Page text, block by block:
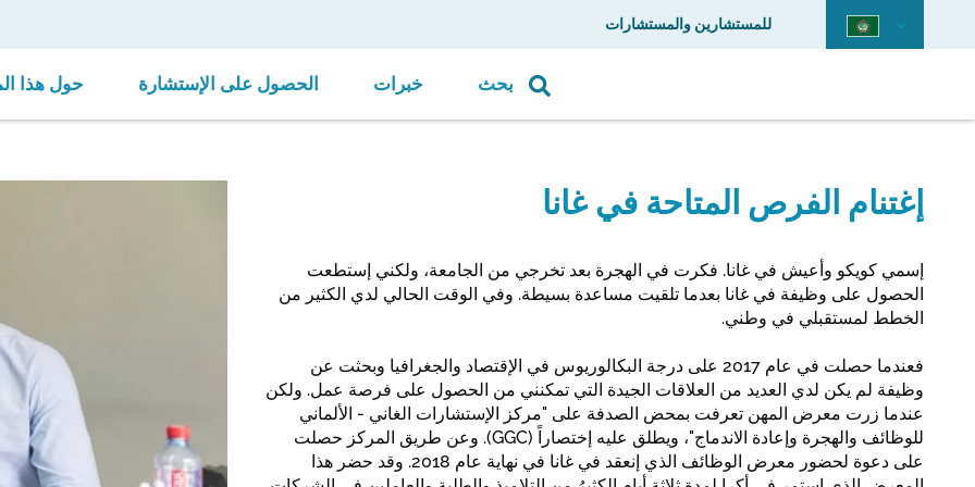
للمستشارين والمستشارات
حول هذا الحصول على الإستشارة خبرات بحث
إغتنام الفرص المتاحة في غانا
إسمي كويكو وأعيش في غانا. فكرت في الهجرة بعد تخرجي من الجامعة، ولكني إستطعت
الحصول على وظيفة في غانا بعدما تلقيت مساعدة بسيطة. وفي الوقت الحالي لدي الكثير من
الخطط لمستقبلي في وطني.
فعندما حصلت في عام 2017 على درجة البكالوريوس في الإقتصاد والجغرافيا وبحثت عن
وظيفة لم يكن لدي العديد من العلاقات الجيدة التي تمكنني من الحصول على فرصة عمل. ولكن
عندما زرت معرض المهن تعرفت بمحض الصدفة على "مركز الإستشارات الغاني - الألماني
للوظائف والهجرة وإعادة الاندماج"، ويطلق عليه إختصاراً (GGC). وعن طريق المركز حصلت
على دعوة لحضور معرض الوظائف الذي إنعقد في غانا في نهاية عام 2018. وقد حضر هذا